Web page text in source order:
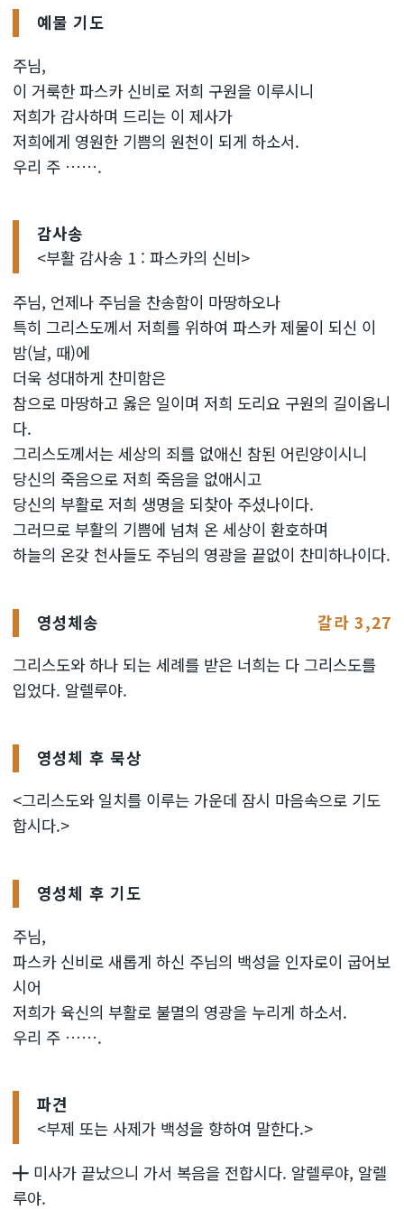
예물 기도
주님,
이 거룩한 파스카 신비로 저희 구원을 이루시니
저희가 감사하며 드리는 이 제사가
저희에게 영원한 기쁨의 원천이 되게 하소서.
우리 주 …….
감사송
<부활 감사송 1 : 파스카의 신비>
주님, 언제나 주님을 찬송함이 마땅하오나
특히 그리스도께서 저희를 위하여 파스카 제물이 되신 이
밤(날, 때)에
더욱 성대하게 찬미함은
참으로 마땅하고 옳은 일이며 저희 도리요 구원의 길이옵니
다.
그리스도께서는 세상의 죄를 없애신 참된 어린양이시니
당신의 죽음으로 저희 죽음을 없애시고
당신의 부활로 저희 생명을 되찾아 주셨나이다.
그러므로 부활의 기쁨에 넘쳐 온 세상이 환호하며
하늘의 온갖 천사들도 주님의 영광을 끝없이 찬미하나이다.
영성체송
갈라 3,27
그리스도와 하나 되는 세례를 받은 너희는 다 그리스도를
입었다. 알렐루야.
영성체 후 묵상
<그리스도와 일치를 이루는 가운데 잠시 마음속으로 기도
합시다.>
영성체 후 기도
주님,
파스카 신비로 새롭게 하신 주님의 백성을 인자로이 굽어보
시어
저희가 육신의 부활로 불멸의 영광을 누리게 하소서.
우리 주 …….
파견
<부제 또는 사제가 백성을 향하여 말한다.>
╋ 미사가 끝났으니 가서 복음을 전합시다. 알렐루야, 알렐
루야.